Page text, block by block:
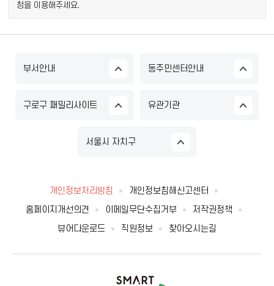
청을 이용해주세요.
부서안내 동주민센터안내
구로구 패밀리사이트 유관기관
서울시 자치구
개인정보처리방침
개인정보침해신고센터
홈페이지개선의견
이메일무단수집거부
저작권정책
뷰어다운로드
직원정보 찾아오시는길